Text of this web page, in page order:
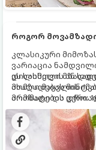
როგორ
კლასიკური
ვარიაცია
დილისთვის ან
ახალი მაყვლის
არომატი და
დახვეწილ და
ეს სასმელი
მომზადებას
მომზადების დრო: